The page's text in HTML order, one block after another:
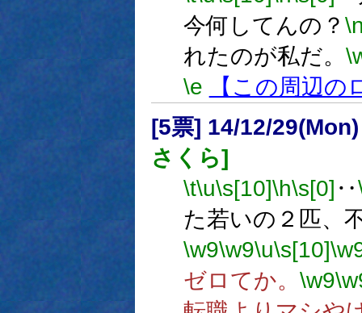
今何してんの？
れたのが私だ。
\e
【この周辺の
[5票] 14/12/
さくら]
\t\u\s[10]\h\s[0] ‥
た若いの２匹、
\w9\w9\u\s[10]
ゼロてか。 \w9